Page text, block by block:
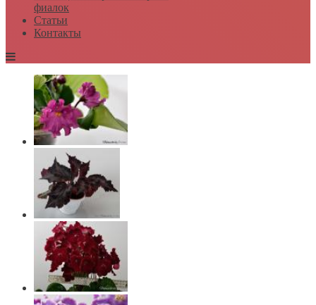
фиалок
Статьи
Контакты